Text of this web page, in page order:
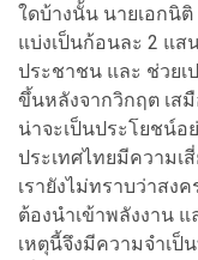
ใดบ้างนั้น นายเอกนิติ
แบ่งเป็นก้อนละ 2 แส
ประชาชน และ ช่วยเ
ขึ้นหลังจากวิกฤต เส
น่าจะเป็นประโยชน์อ
ประเทศไทยมีความเ
เรายังไม่ทราบว่าสง
ต้องนำเข้าพลังงาน
เหตุนี้จึงมีความจำเป็